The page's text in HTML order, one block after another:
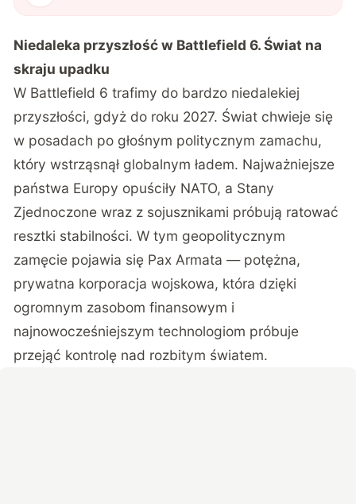
Niedaleka przyszłość w Battlefield 6. Świat na
skraju upadku
W Battlefield 6 trafimy do bardzo niedalekiej
przyszłości, gdyż do roku 2027. Świat chwieje się
w posadach po głośnym politycznym zamachu,
który wstrząsnął globalnym ładem. Najważniejsze
państwa Europy opuściły NATO, a Stany
Zjednoczone wraz z sojusznikami próbują ratować
resztki stabilności. W tym geopolitycznym
zamęcie pojawia się Pax Armata — potężna,
prywatna korporacja wojskowa, która dzięki
ogromnym zasobom finansowym i
najnowocześniejszym technologiom próbuje
przejąć kontrolę nad rozbitym światem.